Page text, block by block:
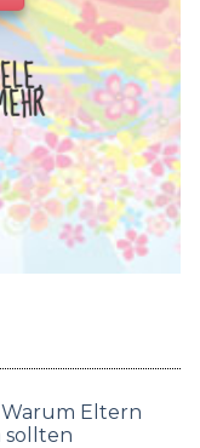
Eltern
sollten